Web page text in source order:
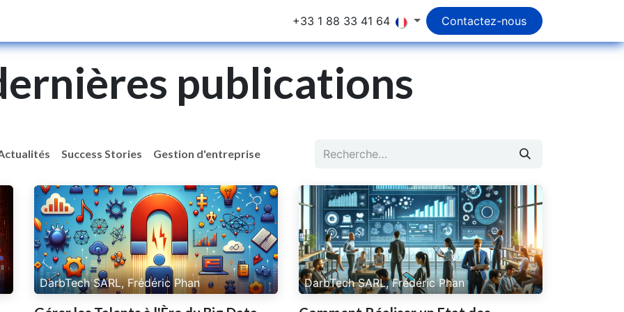
+33 1 88 33 41 64 Contactez-nous
publications
Success Stories Gestion d'entreprise
DarbTech SARL, Frédéric Phan DarbTech SARL, Frédéric Phan